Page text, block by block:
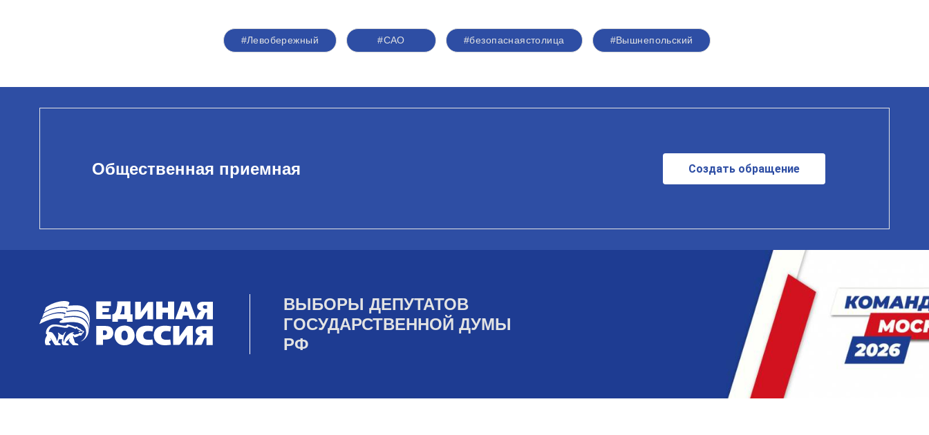
#Левобережный #САО #безопаснаястолица #Вышнепольский
Общественная приемная Создать обращение
ВЫБОРЫ ДЕПУТАТОВ
ГОСУДАРСТВЕННОЙ ДУМЫ
РФ